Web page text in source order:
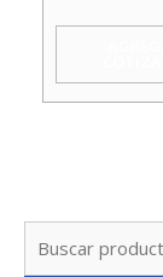
100
Godoy